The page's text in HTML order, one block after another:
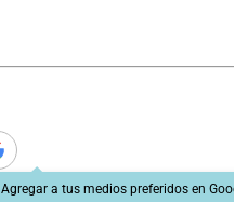
Agregar a tus medios preferidos en